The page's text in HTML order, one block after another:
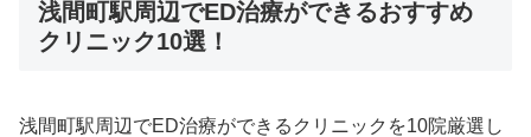
浅間町駅周辺でED治療ができるおすすめ
クリニック10選！
浅間町駅周辺でED治療ができるクリニックを10院厳選し